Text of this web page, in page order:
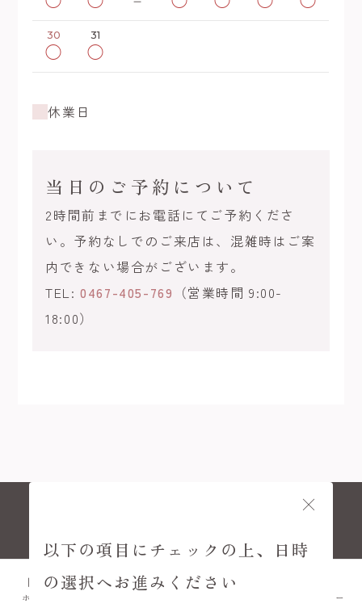
ホーム メニュー
30
◯
31
◯
休業日
当日のご予約について
2時間前までにお電話にてご予約くださ
い。予約なしでのご来店は、混雑時はご案
内できない場合がございます。
TEL:0467-405-769 （営業時間 9:00-
18:00）
以下の項目にチェックの上、日時
の選択へお進みください